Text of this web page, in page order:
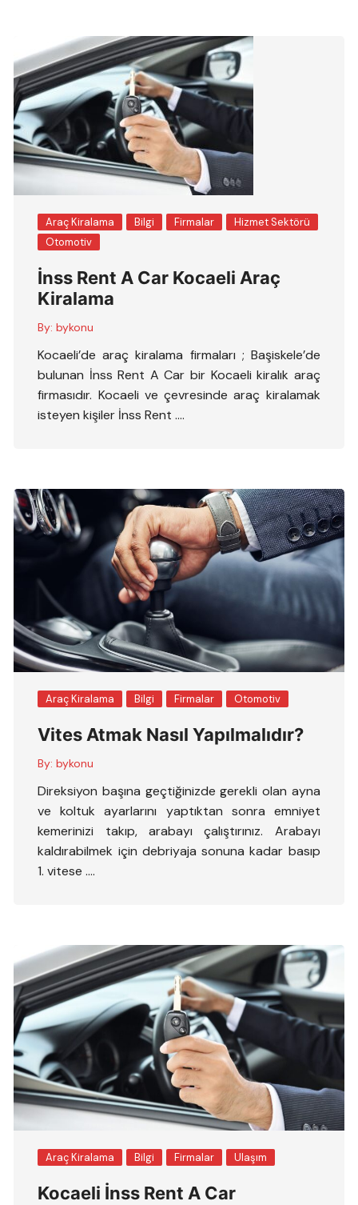
Araç Kiralama Bilgi Firmalar
Hizmet Sektörü
Otomotiv
İnss Rent A Car Kocaeli Araç
Kiralama
By: bykonu
Kocaeli’de araç kiralama firmaları ; Başiskele’de
bulunan İnss Rent A Car bir Kocaeli kiralık araç
firmasıdır. Kocaeli ve çevresinde araç kiralamak
isteyen kişiler İnss Rent ….
Araç Kiralama Bilgi Firmalar Otomotiv
Vites Atmak Nasıl Yapılmalıdır?
By: bykonu
Direksiyon başına geçtiğinizde gerekli olan ayna
ve koltuk ayarlarını yaptıktan sonra emniyet
kemerinizi takıp, arabayı çalıştırınız. Arabayı
kaldırabilmek için debriyaja sonuna kadar basıp
1. vitese ….
Araç Kiralama Bilgi Firmalar Ulaşım
Kocaeli İnss Rent A Car